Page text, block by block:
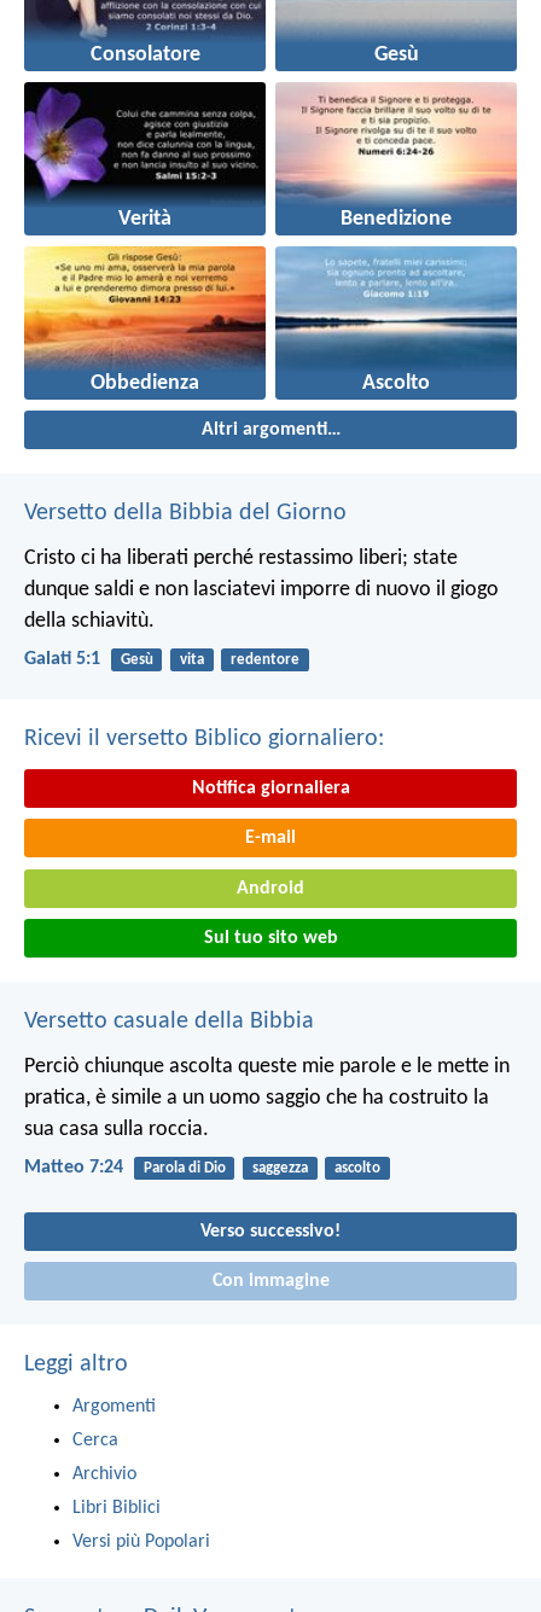
Consolatore Gesù
Verità Benedizione
Obbedienza Ascolto
Altri argomenti…
Versetto della Bibbia del Giorno
Cristo ci ha liberati perché restassimo liberi; state
dunque saldi e non lasciatevi imporre di nuovo il giogo
della schiavitù.
Galati 5:1 Gesù vita redentore
Ricevi il versetto Biblico giornaliero:
Notifica giornaliera
E-mail
Android
Sul tuo sito web
Versetto casuale della Bibbia
Perciò chiunque ascolta queste mie parole e le mette in
pratica, è simile a un uomo saggio che ha costruito la
sua casa sulla roccia.
Matteo 7:24 Parola di Dio saggezza ascolto
Verso successivo!
Con immagine
Leggi altro
Argomenti
Cerca
Archivio
Libri Biblici
Versi più Popolari